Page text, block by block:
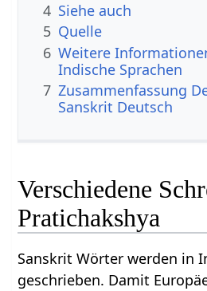
4 Siehe auch
5 Quelle
6 Weitere
Indische Sprachen
7 Zusammenfassung
Sanskrit Deutsch
Verschiedene
Pratichakshya
Sanskrit Wörter werden in
geschrieben. Damit